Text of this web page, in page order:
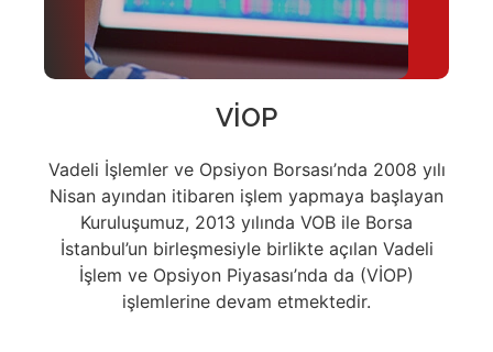
VİOP
Vadeli İşlemler ve Opsiyon Borsası’nda 2008 yılı
Nisan ayından itibaren işlem yapmaya başlayan
Kuruluşumuz, 2013 yılında VOB ile Borsa
İstanbul’un birleşmesiyle birlikte açılan Vadeli
İşlem ve Opsiyon Piyasası’nda da (VİOP)
işlemlerine devam etmektedir.